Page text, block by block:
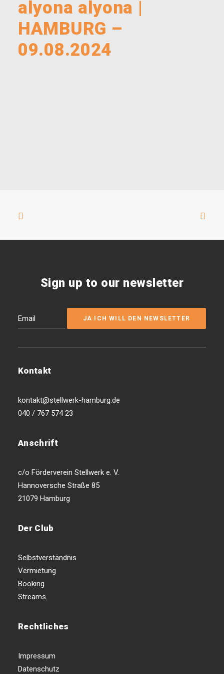
alyona alyona |
HAMBURG –
09.08.2024
Sign up to our newsletter
Kontakt
kontakt@stellwerk-hamburg.de
040 / 767 574 23
Anschrift
c/o Förderverein Stellwerk e. V.
Hannoversche Straße 85
21079 Hamburg
Der Club
Selbstverständnis
Vermietung
Booking
Streams
Rechtliches
Impressum
Datenschutz